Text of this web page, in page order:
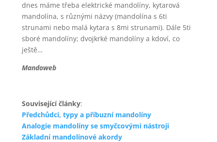
dnes máme třeba elektrické mandolíny, kytarová
mandolína, s různými názvy (mandolína s 6ti
strunami nebo malá kytara s 8mi strunami). Dále 5ti
sboré mandolíny; dvojkrké mandolíny a kdoví, co
ještě…
Mandoweb
Související články:
Předchůdci, typy a příbuzní mandolíny
Analogie mandolíny se smyčcovými nástroji
Základní mandolínové akordy